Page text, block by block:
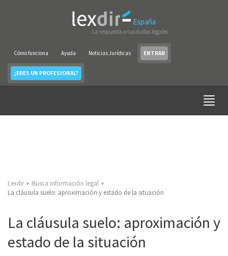
España
La respuesta a tus dudas legales
Cómo funciona Ayuda Noticias Jurídicas ENTRAR
¿ERES UN PROFESIONAL?
Lexdir
Busca información legal
La cláusula suelo: aproximación y estado de la situación
La cláusula suelo: aproximación y
estado de la situación